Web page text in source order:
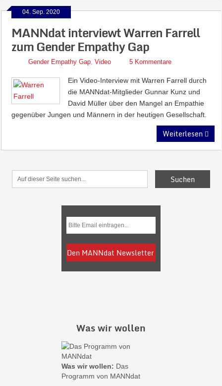
04. Sep. 2020
MANNdat interviewt Warren Farrell
zum Gender Empathy Gap
Gender Empathy Gap,Video 5 Kommentare
Ein Video-Interview mit Warren Farrell durch
die MANNdat-Mitglieder Gunnar Kunz und
David Müller über den Mangel an Empathie
gegenüber Jungen und Männern in der heutigen Gesellschaft.
Weiterlesen
Was wir wollen
Was wir wollen: Das
Programm von MANNdat